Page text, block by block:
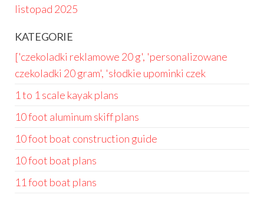
listopad 2025
KATEGORIE
['czekoladki reklamowe 20 g', 'personalizowane
czekoladki 20 gram', 'słodkie upominki czek
1 to 1 scale kayak plans
10 foot aluminum skiff plans
10 foot boat construction guide
10 foot boat plans
11 foot boat plans